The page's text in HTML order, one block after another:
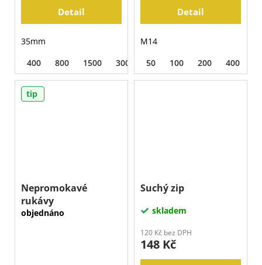
Detail
35mm
400
800 1500 3000 BUFF
Detail
M14
50
100 200 400
tip
Nepromokavé
rukávy
objednáno
Suchý zip
skladem
120 Kč bez DPH
148 Kč